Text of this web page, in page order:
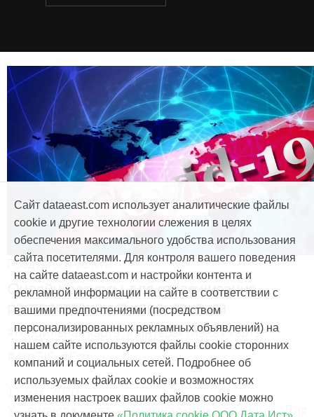
Продукты и услуги
Онлайн-ресурсы для отслеживания
распространения коронавируса
#Мобильная карта #Интерактивная карта
#ArcGIS #Esri
11 мая, 2020
У вирусов нет национальных границ. Для
Сайт dataeast.com использует аналитические файлы
cookie и другие технологии слежения в целях
обеспечения максимального удобства использования
сайта посетителями. Для контроля вашего поведения
на сайте dataeast.com и настройки контента и
рекламной информации на сайте в соответствии с
вашими предпочтениями (посредством
персонализированных рекламных объявлений) на
нашем сайте используются файлы cookie сторонних
компаний и социальных сетей. Подробнее об
используемых файлах cookie и возможностях
изменения настроек ваших файлов cookie можно